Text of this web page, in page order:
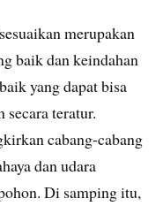
merupakan
baik dan keindahan
yang dapat bisa
secara teratur.
cabang-cabang
dan udara
Di samping itu,